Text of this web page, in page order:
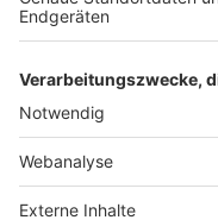
Nutzungsbedingungen